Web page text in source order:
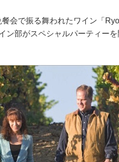
会で振る舞われたワイン「
ン部がスペシャルパーティーを